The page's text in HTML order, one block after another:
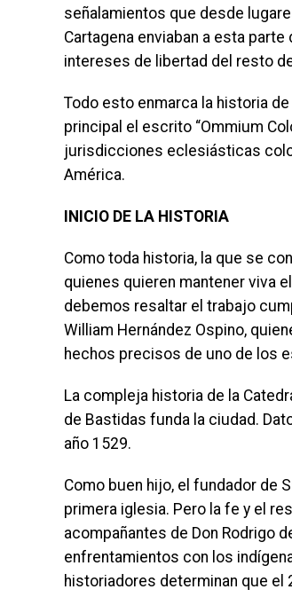
señalamientos que desde
Cartagena enviaban a esta
intereses de libertad del resto
Todo esto enmarca la historia
principal el escrito “Ommium
jurisdicciones eclesiásticas
América.
INICIO DE LA HISTORIA
Como toda historia, la que se
quienes quieren mantener viva
debemos resaltar el trabajo
William Hernández Ospino,
hechos precisos de uno de los
La compleja historia de la
de Bastidas funda la ciudad.
año 1529.
Como buen hijo, el fundador de
primera iglesia. Pero la fe y el
acompañantes de Don Rodrigo
enfrentamientos con los
historiadores determinan que el